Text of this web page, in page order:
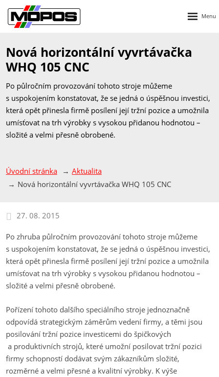
Nová horizontální vyvrtávačka
WHQ 105 CNC
Po půlročním provozování tohoto stroje můžeme
s uspokojením konstatovat, že se jedná o úspěšnou investici,
která opět přinesla firmě posílení její tržní pozice a umožnila
umísťovat na trh výrobky s vysokou přidanou hodnotou –
složité a velmi přesně obrobené.
Úvodní stránka
Aktualita
Nová horizontální vyvrtávačka WHQ 105 CNC
27. 08. 2015
Po zhruba půlročním provozování tohoto stroje můžeme
s uspokojením konstatovat, že se jedná o úspěšnou investici,
která opět přinesla firmě posílení její tržní pozice a umožnila
umísťovat na trh výrobky s vysokou přidanou hodnotou –
složité a velmi přesně obrobené.
Pořízení tohoto dalšího speciálního stroje jednoznačně
odpovídá strategickým záměrům vedení firmy, a těmi jsou
posilování tržní pozice investicemi do špičkových
a produktivních strojů, které umožní posilovat tržní pozici
firmy schopností dodávat svým zákazníkům složité,
rozměrné a velmi přesné a kvalitní výrobky. K výše